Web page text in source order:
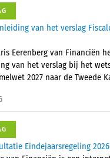
van het verslag
Eerenberg van Financiën
van het verslag bij het
2027 naar de Tweede
Eindejaarsregeling 2026